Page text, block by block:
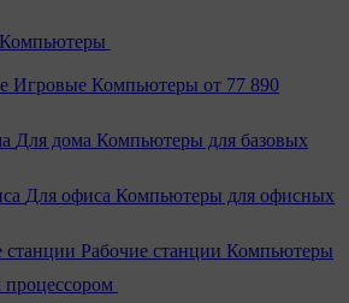
Компьютеры
Игровые Компьютеры от 77 890
Для дома Компьютеры для базовых
Для офиса Компьютеры для офисных
Рабочие станции Компьютеры